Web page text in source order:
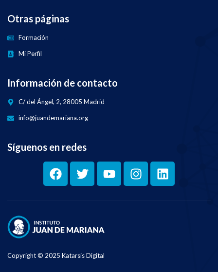
Otras páginas
Formación
Mi Perfil
Información de contacto
C/ del Ángel, 2, 28005 Madrid
info@juandemariana.org
Síguenos en redes
Copyright © 2025 Katarsis Digital